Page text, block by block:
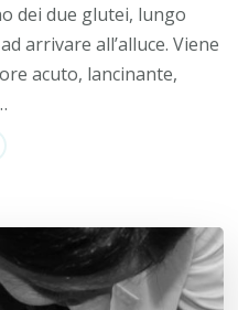
dei due glutei, lungo
arrivare all’alluce. Viene
acuto, lancinante,